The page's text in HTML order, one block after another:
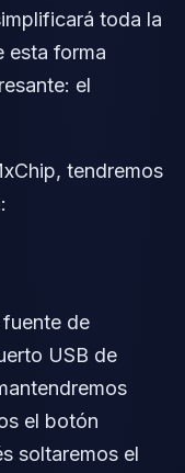
toda la
esta forma
el
tendremos
fuente de
USB de
el botón
soltaremos el